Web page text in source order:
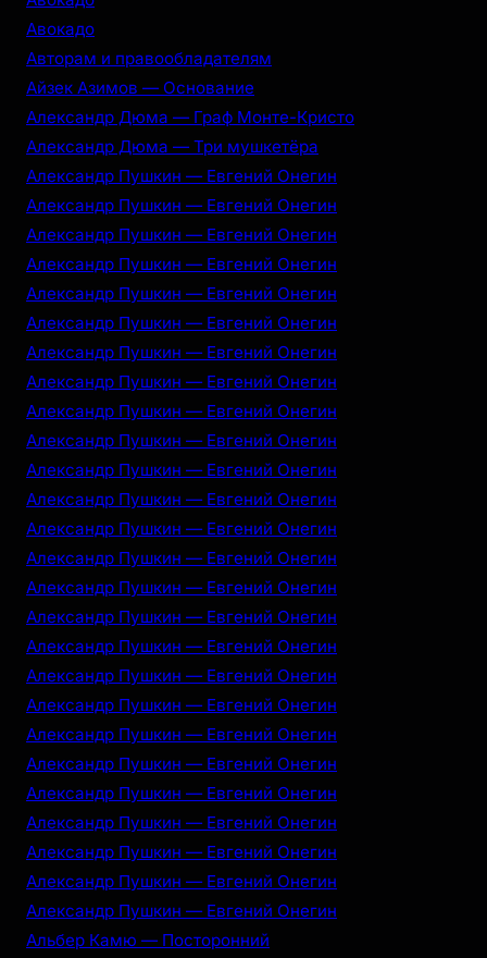
Авокадо
Авторам и правообладателям
Айзек Азимов — Основание
Александр Дюма — Граф Монте-Кристо
Александр Дюма — Три мушкетёра
Александр Пушкин — Евгений Онегин
Александр Пушкин — Евгений Онегин
Александр Пушкин — Евгений Онегин
Александр Пушкин — Евгений Онегин
Александр Пушкин — Евгений Онегин
Александр Пушкин — Евгений Онегин
Александр Пушкин — Евгений Онегин
Александр Пушкин — Евгений Онегин
Александр Пушкин — Евгений Онегин
Александр Пушкин — Евгений Онегин
Александр Пушкин — Евгений Онегин
Александр Пушкин — Евгений Онегин
Александр Пушкин — Евгений Онегин
Александр Пушкин — Евгений Онегин
Александр Пушкин — Евгений Онегин
Александр Пушкин — Евгений Онегин
Александр Пушкин — Евгений Онегин
Александр Пушкин — Евгений Онегин
Александр Пушкин — Евгений Онегин
Александр Пушкин — Евгений Онегин
Александр Пушкин — Евгений Онегин
Александр Пушкин — Евгений Онегин
Александр Пушкин — Евгений Онегин
Александр Пушкин — Евгений Онегин
Александр Пушкин — Евгений Онегин
Александр Пушкин — Евгений Онегин
Альбер Камю — Посторонний